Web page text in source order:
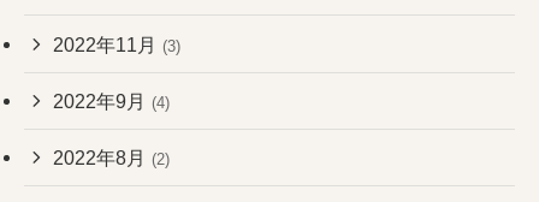
2022年11月 (3)
2022年9月 (4)
2022年8月 (2)